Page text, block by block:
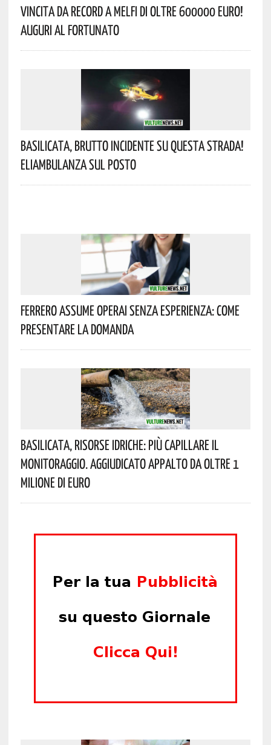
Vincita Da Record A Melfi Di Oltre 600000 Euro!
Auguri Al Fortunato
Basilicata, Brutto Incidente Su Questa Strada!
Eliambulanza Sul Posto
Ferrero Assume Operai Senza Esperienza: Come
Presentare La Domanda
Basilicata, Risorse Idriche: Più Capillare Il
Monitoraggio. Aggiudicato Appalto Da Oltre 1
Milione Di Euro